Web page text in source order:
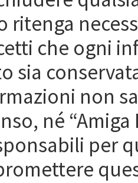
ritenga
che ogni
sia
non
né
per